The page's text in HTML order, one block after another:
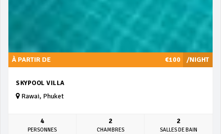
/NIGHT
À PARTIR DE €100
SKYPOOL VILLA
Rawai, Phuket
4
PERSONNES
2
CHAMBRES
2
SALLES DE BAIN